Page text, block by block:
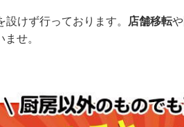
けず行っております。 店舗移転や
せ。